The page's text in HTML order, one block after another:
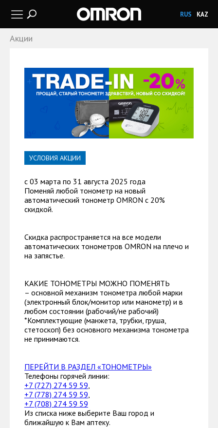
RUS KAZ
Акции
УСЛОВИЯ АКЦИИ
с 03 марта по 31 августа 2025 года
Поменяй любой тонометр на новый
автоматический тонометр OMRON с 20%
скидкой.
Скидка распространяется на все модели
автоматических тонометров OMRON на плечо и
на запястье.
КАКИЕ ТОНОМЕТРЫ МОЖНО ПОМЕНЯТЬ
– основной механизм тонометра любой марки
(электронный блок/монитор или манометр) и в
любом состоянии (рабочий/не рабочий)
*Комплектующие (манжета, трубки, груша,
стетоскоп) без основного механизма тонометра
не принимаются.
ПЕРЕЙТИ В РАЗДЕЛ «ТОНОМЕТРЫ»
Телефоны горячей линии:
+7 (727) 274 59 59,
+7 (778) 274 59 59,
+7 (708) 274 59 59
Из списка ниже выберите Ваш город и
ближайшую к Вам аптеку.